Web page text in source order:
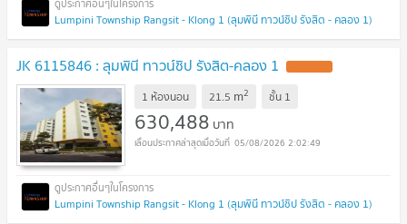
Lumpini Township Rangsit - Klong 1 (ลุมพินี ทาวน์ชิป รังสิต - คลอง 1)
JK 6115846 : ลุมพินี ทาวน์ชิป รังสิต-คลอง 1
1 ห้องนอน 21.5 m2 ชั้น 1
630,488 บาท
05/08/2026 2:02:49
Lumpini Township Rangsit - Klong 1 (ลุมพินี ทาวน์ชิป รังสิต - คลอง 1)